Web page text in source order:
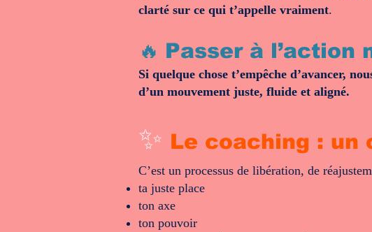
clarté sur ce qui t’appelle vraiment.
🔥 Passer à l’action
Si quelque chose t’empêche d’avancer,
d’un mouvement juste, fluide et aligné.
✨ Le coaching : un
C’est un processus de libération, de
ta juste place
ton axe
ton pouvoir